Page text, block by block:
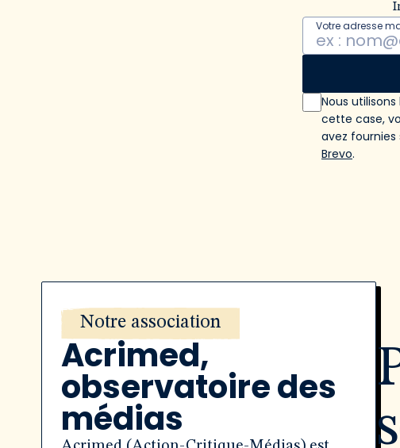
Votre adresse
Nous
cette case,
avez
Brevo.
Notre association
Acrimed,
observatoire des
médias